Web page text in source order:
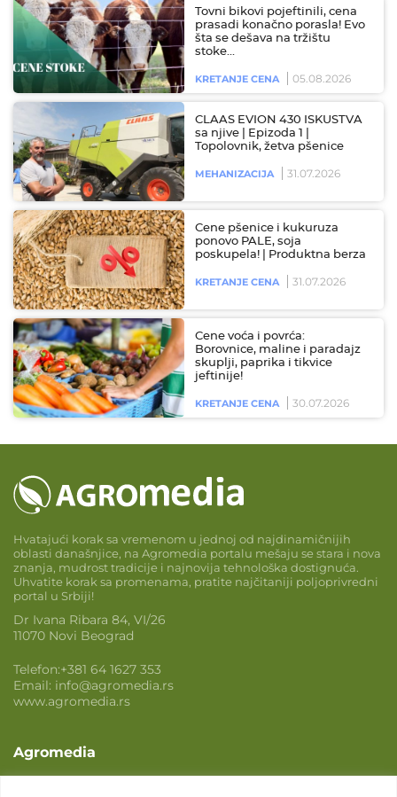
Tovni bikovi pojeftinili, cena
prasadi konačno porasla! Evo
šta se dešava na tržištu
stoke…
KRETANJE CENA 05.08.2026
CLAAS EVION 430 ISKUSTVA
sa njive | Epizoda 1 |
Topolovnik, žetva pšenice
MEHANIZACIJA 31.07.2026
Cene pšenice i kukuruza
ponovo PALE, soja
poskupela! | Produktna berza
KRETANJE CENA 31.07.2026
Cene voća i povrća:
Borovnice, maline i paradajz
skuplji, paprika i tikvice
jeftinije!
KRETANJE CENA 30.07.2026
Hvatajući korak sa vremenom u jednoj od najdinamičnijih
oblasti današnjice, na Agromedia portalu mešaju se stara i nova
znanja, mudrost tradicije i najnovija tehnološka dostignuća.
Uhvatite korak sa promenama, pratite najčitaniji poljoprivredni
portal u Srbiji!
Dr Ivana Ribara 84, VI/26
11070 Novi Beograd
Telefon:+381 64 1627 353
Email: info@agromedia.rs
www.agromedia.rs
Agromedia